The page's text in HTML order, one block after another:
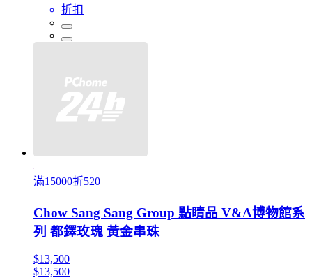
折扣
滿15000折520
Chow Sang Sang Group 點睛品 V&A博物館系
列 都鐸玫瑰 黃金串珠
$13,500
$13,500